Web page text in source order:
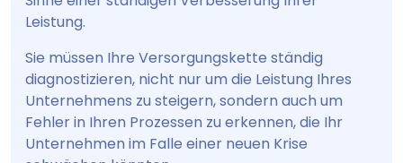
Leistung.
Sie müssen Ihre Versorgungskette ständig
diagnostizieren, nicht nur um die Leistung Ihres
Unternehmens zu steigern, sondern auch um
Fehler in Ihren Prozessen zu erkennen, die Ihr
Unternehmen im Falle einer neuen Krise